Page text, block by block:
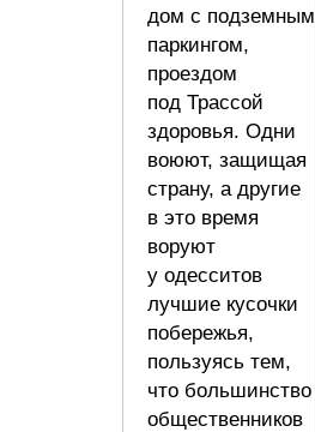
дом с подземным
паркингом,
проездом
под Трассой
здоровья. Одни
воюют, защищая
страну, а другие
в это время
воруют
у одесситов
лучшие кусочки
побережья,
пользуясь тем,
что большинство
общественников